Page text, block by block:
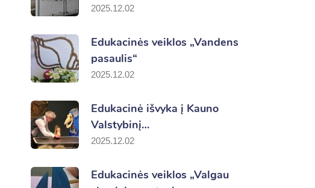
2025.12.02
Edukacinės veiklos „Vandens
pasaulis“
2025.12.02
Edukacinė išvyka į Kauno
Valstybinį…
2025.12.02
Edukacinės veiklos „Valgau